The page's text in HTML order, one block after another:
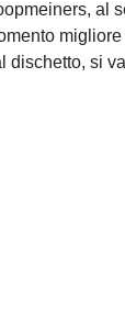
al
dischetto, si